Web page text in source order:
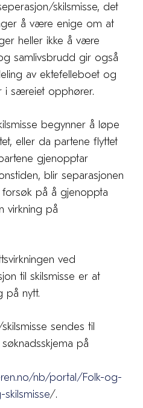
skilsmisse, det
å være enige om at
heller ikke å være
samlivsbrudd gir også
av ektefelleboet og
i særeiet opphører.
begynner å løpe
eller da partene flyttet
gjenopptar
blir separasjonen
forsøk på å gjenoppta
virkning på
ved
til skilsmisse er at
på nytt.
sendes til
på
nb/portal/Folk-og-
/.